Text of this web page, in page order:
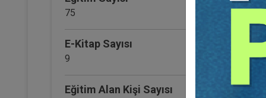
75
E-Kitap Sayısı
9
Eğitim Alan Kişi Sayısı